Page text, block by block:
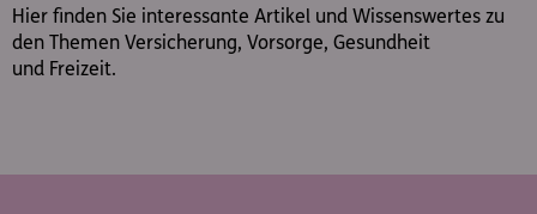
Hier finden Sie interessante Artikel und Wissenswertes zu
den Themen Versicherung, Vorsorge, Gesundheit
und Freizeit.